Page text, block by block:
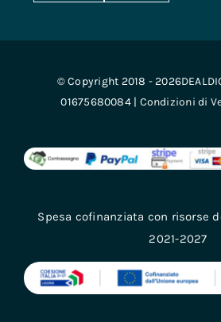
© Copyright 2018 -
01675680084 | Condizioni di
Spesa cofinanziata con risorse
2021-2027